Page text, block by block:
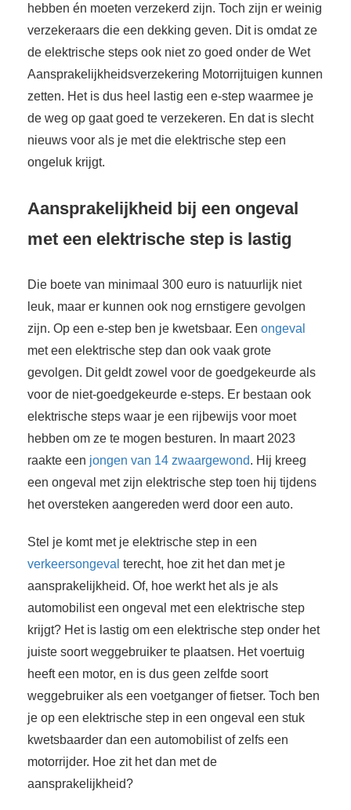
hebben én moeten verzekerd zijn. Toch zijn er weinig
verzekeraars die een dekking geven. Dit is omdat ze
de elektrische steps ook niet zo goed onder de Wet
Aansprakelijkheidsverzekering Motorrijtuigen kunnen
zetten. Het is dus heel lastig een e-step waarmee je
de weg op gaat goed te verzekeren. En dat is slecht
nieuws voor als je met die elektrische step een
ongeluk krijgt.
Aansprakelijkheid bij een ongeval
met een elektrische step is lastig
Die boete van minimaal 300 euro is natuurlijk niet
leuk, maar er kunnen ook nog ernstigere gevolgen
zijn. Op een e-step ben je kwetsbaar. Een ongeval
met een elektrische step dan ook vaak grote
gevolgen. Dit geldt zowel voor de goedgekeurde als
voor de niet-goedgekeurde e-steps. Er bestaan ook
elektrische steps waar je een rijbewijs voor moet
hebben om ze te mogen besturen. In maart 2023
raakte een jongen van 14 zwaargewond. Hij kreeg
een ongeval met zijn elektrische step toen hij tijdens
het oversteken aangereden werd door een auto.
Stel je komt met je elektrische step in een
verkeersongeval terecht, hoe zit het dan met je
aansprakelijkheid. Of, hoe werkt het als je als
automobilist een ongeval met een elektrische step
krijgt? Het is lastig om een elektrische step onder het
juiste soort weggebruiker te plaatsen. Het voertuig
heeft een motor, en is dus geen zelfde soort
weggebruiker als een voetganger of fietser. Toch ben
je op een elektrische step in een ongeval een stuk
kwetsbaarder dan een automobilist of zelfs een
motorrijder. Hoe zit het dan met de
aansprakelijkheid?